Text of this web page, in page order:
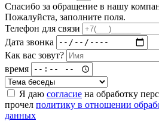
Спасибо за обращение в нашу
Пожалуйста, заполните поля.
Телефон для связи
Дата звонка
Как вас зовут?
время
Я даю согласие на обработку
прочел политику в отношении
данных